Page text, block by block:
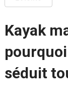
Kayak
séduit